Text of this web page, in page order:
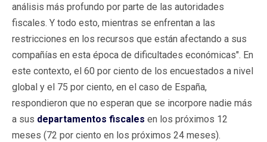
análisis más profundo por parte de las autoridades
fiscales. Y todo esto, mientras se enfrentan a las
restricciones en los recursos que están afectando a sus
compañías en esta época de dificultades económicas". En
este contexto, el 60 por ciento de los encuestados a nivel
global y el 75 por ciento, en el caso de España,
respondieron que no esperan que se incorpore nadie más
a sus departamentos fiscales en los próximos 12
meses (72 por ciento en los próximos 24 meses).